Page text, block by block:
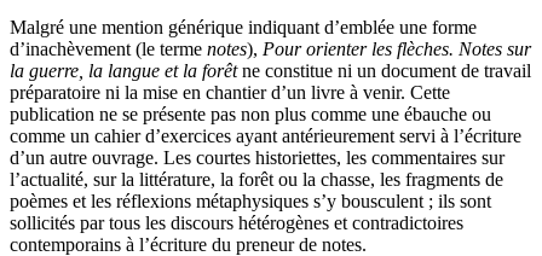
Malgré une mention générique indiquant d’emblée une forme
d’inachèvement (le terme notes), Pour orienter les flèches. Notes sur
la guerre, la langue et la forêtne constitue ni un document de travail
préparatoire ni la mise en chantier d’un livre à venir. Cette
publication ne se présente pas non plus comme une ébauche ou
comme un cahier d’exercices ayant antérieurement servi à l’écriture
d’un autre ouvrage. Les courtes historiettes, les commentaires sur
l’actualité, sur la littérature, la forêt ou la chasse, les fragments de
poèmes et les réflexions métaphysiques s’y bousculent ; ils sont
sollicités par tous les discours hétérogènes et contradictoires
contemporains à l’écriture du preneur de notes.